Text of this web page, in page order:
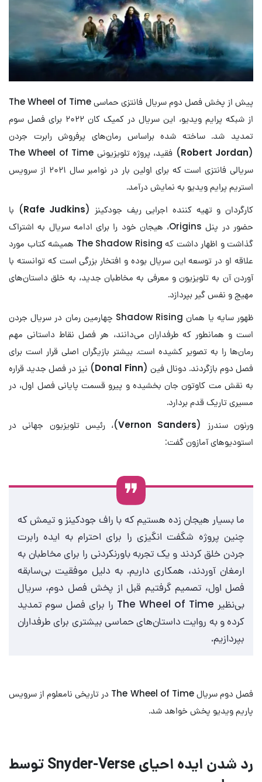
پیش از پخش فصل دوم سریال فانتزی حماسی The Wheel of Time
از شبکه پرایم ویدیو، این سریال در کمیک کان ۲۰۲۲ برای فصل سوم
تمدید شد. ساخته شده براساس رمان‌های پرفروش رابرت جردن
(
Robert Jordan
) فقید، پروژه تلویزیونی The Wheel of Time
سریالی فانتزی است که برای اولین بار در نوامبر سال ۲۰۲۱ از سرویس
استریم پرایم ویدیو به نمایش درآمد.
کارگردان و تهیه کننده اجرایی ریف جودکینز (Rafe Judkins) با
حضور در پنل Origins، هیجان خود را برای ادامه سریال به اشتراک
گذاشت و اظهار داشت که The Shadow Rising همیشه کتاب مورد
علاقه او در توسعه این سریال بوده و افتخار بزرگی است که توانسته با
آوردن آن به تلویزیون و معرفی به مخاطبان جدید، به خلق داستان‌های
مهیج و نفس گیر بپردازد.
ظهور سایه یا همان Shadow Rising چهارمین رمان در سریال جردن
است و همانطور که طرفداران می‌دانند، هر فصل نقاط داستانی مهم
رمان‌ها را به تصویر کشیده است. بیشتر بازیگران اصلی قرار است برای
فصل دوم بازگردند. دونال فین (Donal Finn) نیز در فصل جدید قراره
به نقش مت کاوتون جان بخشیده و پیرو قسمت پایانی فصل اول، در
مسیری تاریک قدم بردارد.
ورنون سندرز (Vernon Sanders)، رئیس تلویزیون جهانی در
استودیوهای آمازون گفت:
ما بسیار هیجان زده هستیم که با راف جودکینز و تیمش که
چنین پروژه شگفت انگیزی را برای احترام به ایده رابرت
جردن خلق کردند و یک تجربه باورنکردنی را برای مخاطبان به
ارمغان آوردند، همکاری داریم. به دلیل موفقیت بی‌سابقه
فصل اول، تصمیم گرفتیم قبل از پخش فصل دوم، سریال
بی‌نظیر The Wheel of Time را برای فصل سوم تمدید
کرده و به روایت داستان‌های حماسی بیشتری برای طرفداران
بپردازیم.
فصل دوم سریال The Wheel of Time در تاریخی نامعلوم از سرویس
پاریم ویدیو پخش خواهد شد.
رد شدن ایده احیای Snyder-Verse توسط